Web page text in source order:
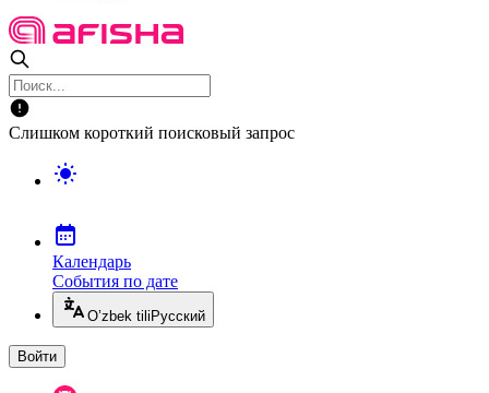
Слишком короткий поисковый запрос
Календарь
События по дате
O’zbek tili Русский
Войти